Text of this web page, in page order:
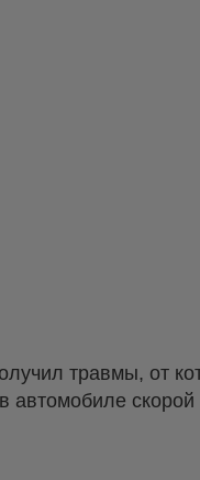
травмы, от
автомобиле